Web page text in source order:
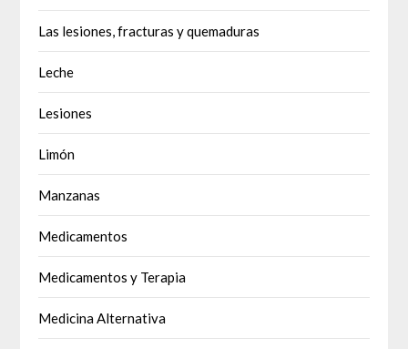
Las lesiones, fracturas y quemaduras
Leche
Lesiones
Limón
Manzanas
Medicamentos
Medicamentos y Terapia
Medicina Alternativa